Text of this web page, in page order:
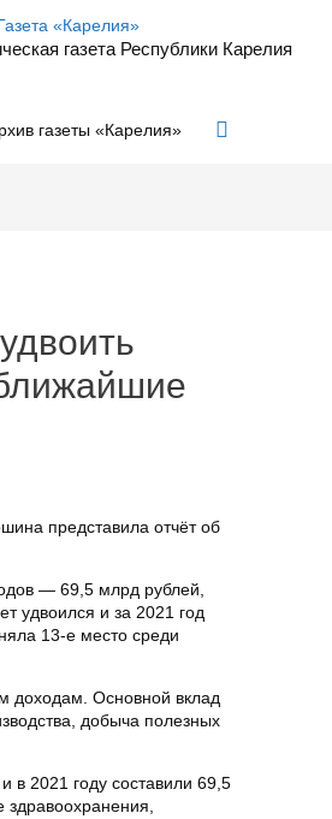
газета Республики Карелия
газеты «Карелия» Поиск
представила отчёт об
— 69,5 млрд рублей,
удвоился и за 2021 год
13-е место среди
доходам. Основной вклад
добыча полезных
в 2021 году составили 69,5